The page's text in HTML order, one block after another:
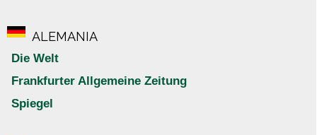
ALEMANIA
Die Welt
Frankfurter Allgemeine Zeitung
Spiegel